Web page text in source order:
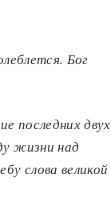
Бог
последних двух
жизни над
слова великой